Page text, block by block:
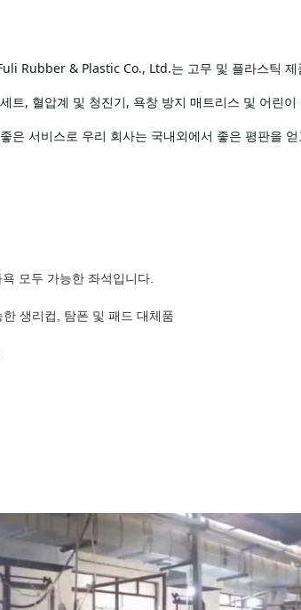
Rubber & Plastic Co., Ltd.는 고무 및 플라스틱 제
트, 혈압계 및 청진기, 욕창 방지 매트리스 및 어린
은 서비스로 우리 회사는 국내외에서 좋은 평판을
모두 가능한 좌석입니다.
생리컵, 탐폰 및 패드 대체품